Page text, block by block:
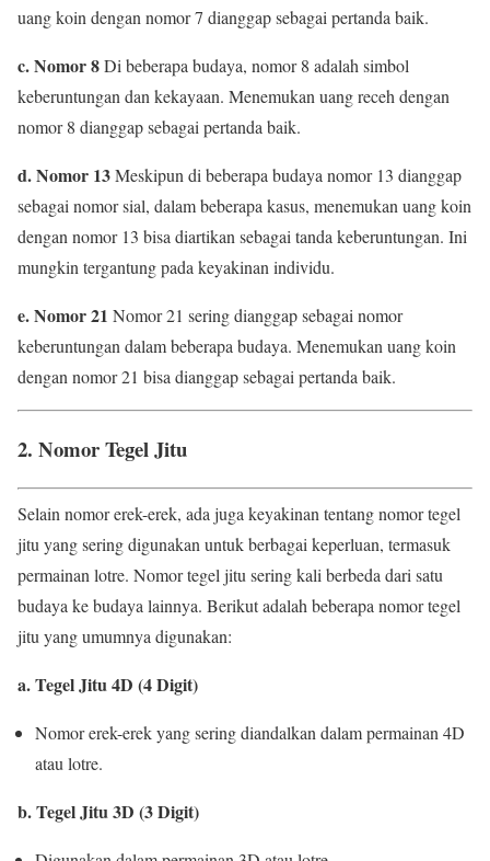
uang koin dengan nomor 7 dianggap sebagai pertanda baik.
c. Nomor 8Di beberapa budaya, nomor 8 adalah simbol
keberuntungan dan kekayaan. Menemukan uang receh dengan
nomor 8 dianggap sebagai pertanda baik.
d. Nomor 13Meskipun di beberapa budaya nomor 13 dianggap
sebagai nomor sial, dalam beberapa kasus, menemukan uang koin
dengan nomor 13 bisa diartikan sebagai tanda keberuntungan. Ini
mungkin tergantung pada keyakinan individu.
e. Nomor 21 Nomor 21 sering dianggap sebagai nomor
keberuntungan dalam beberapa budaya. Menemukan uang koin
dengan nomor 21 bisa dianggap sebagai pertanda baik.
2. Nomor Tegel Jitu
Selain nomor erek-erek, ada juga keyakinan tentang nomor tegel
jitu yang sering digunakan untuk berbagai keperluan, termasuk
permainan lotre. Nomor tegel jitu sering kali berbeda dari satu
budaya ke budaya lainnya. Berikut adalah beberapa nomor tegel
jitu yang umumnya digunakan:
a. Tegel Jitu 4D (4 Digit)
Nomor erek-erek yang sering diandalkan dalam permainan 4D
atau lotre.
b. Tegel Jitu 3D (3 Digit)